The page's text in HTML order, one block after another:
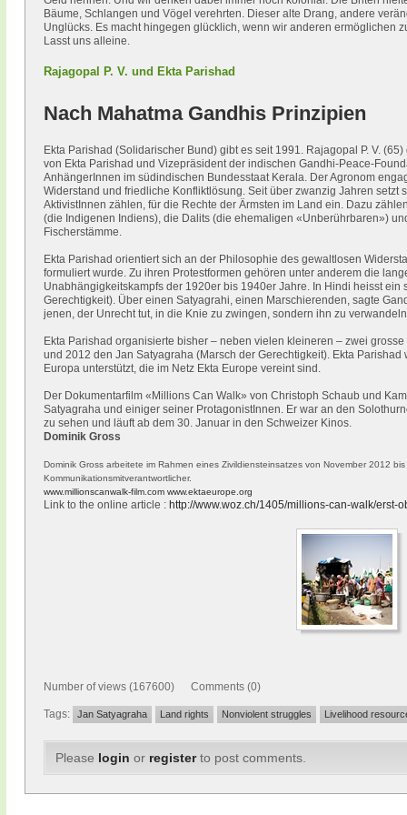
Bäume, Schlangen und Vögel verehrten. Dieser alte Drang, andere
Unglücks. Es macht hingegen glücklich, wenn wir anderen ermöglichen
Lasst uns alleine.
Rajagopal P. V. und Ekta Parishad
Nach Mahatma Gandhis Prinzipien
Ekta Parishad (Solidarischer Bund) gibt es seit 1991. Rajagopal P. V.
von Ekta Parishad und Vizepräsident der indischen Gandhi-Peace-
AnhängerInnen im südindischen Bundesstaat Kerala. Der Agronom
Widerstand und friedliche Konfliktlösung. Seit über zwanzig Jahren setzt
AktivistInnen zählen, für die Rechte der Ärmsten im Land ein. Dazu
(die Indigenen Indiens), die Dalits (die ehemaligen «Unberührbaren»)
Fischerstämme.
Ekta Parishad orientiert sich an der Philosophie des gewaltlosen
formuliert wurde. Zu ihren Protestformen gehören unter anderem die
Unabhängigkeitskampfs der 1920er bis 1940er Jahre. In Hindi heisst ein
Gerechtigkeit). Über einen Satyagrahi, einen Marschierenden, sagte
jenen, der Unrecht tut, in die Knie zu zwingen, sondern ihn zu
Ekta Parishad organisierte bisher – neben vielen kleineren – zwei
und 2012 den Jan Satyagraha (Marsch der Gerechtigkeit). Ekta
Europa unterstützt, die im Netz Ekta Europe vereint sind.
Der Dokumentarfilm «Millions Can Walk» von Christoph Schaub und
Satyagraha und einiger seiner ProtagonistInnen. Er war an den
zu sehen und läuft ab dem 30. Januar in den Schweizer Kinos.
Dominik Gross
Dominik Gross arbeitete im Rahmen eines Zivildiensteinsatzes von November 2012
Kommunikationsmitverantwortlicher.
www.millionscanwalk-film.com www.ektaeurope.org
Link to the online article : http://www.woz.ch/1405/millions-can-walk/erst-
Number of views (167600) Comments (0)
Tags: Jan Satyagraha Land rights Nonviolent struggles Livelihood
Please login or registerto post comments.